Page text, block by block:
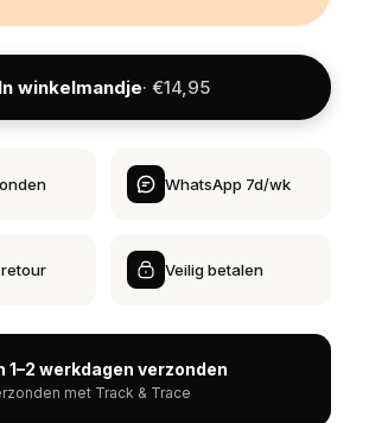
In winkelmandje· €14,95
WhatsApp 7d/wk
Veilig betalen
1–2 werkdagen verzonden
met Track & Trace